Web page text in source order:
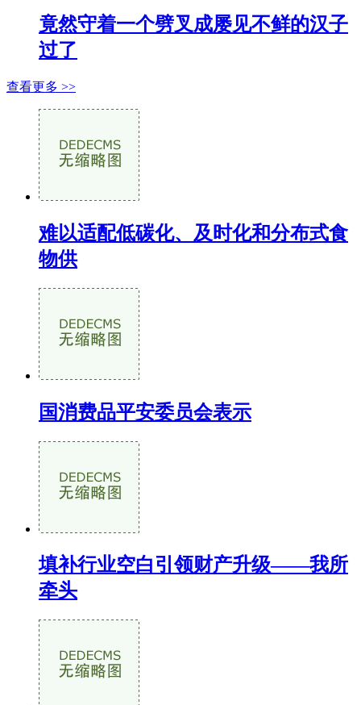
竟然守着一个劈叉成屡见不鲜的汉子
过了
查看更多 >>
难以适配低碳化、及时化和分布式食
物供
国消费品平安委员会表示
填补行业空白引领财产升级——我所
牵头